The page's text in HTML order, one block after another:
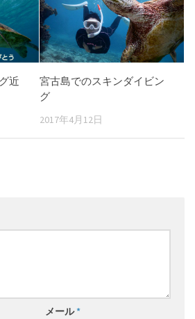
近
宮古島でのスキンダイビン
グ
2017年4月12日
メール*